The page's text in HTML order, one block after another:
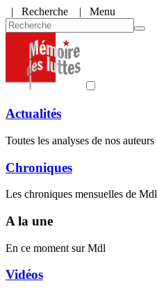
| Recherche | Menu
Actualités
Toutes les analyses de nos auteurs
Chroniques
Les chroniques mensuelles de Mdl
A la une
En ce moment sur Mdl
Vidéos